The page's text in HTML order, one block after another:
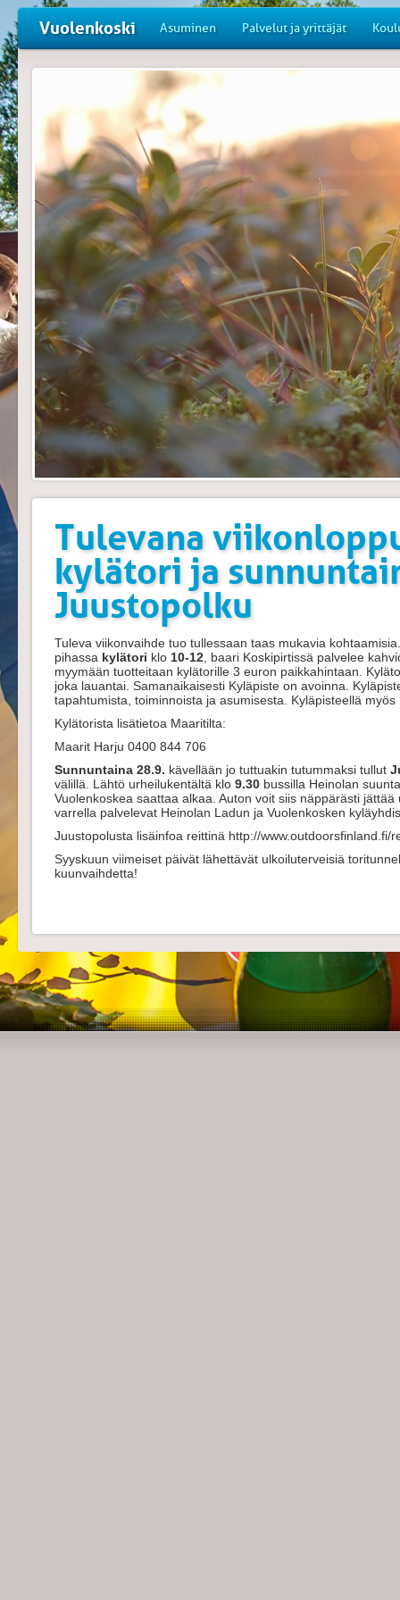
Vuolenkoski Asuminen Palvelut ja yrittäjät
Tulevana
kylätori ja
Juustopolku
Tuleva viikonvaihde tuo tullessaan taas mukavia
pihassa kylätori klo 10-12 , baari Koskipirtissä palvelee
myymään tuotteitaan kylätorille 3 euron paikkahintaan.
joka lauantai. Samanaikaisesti Kyläpiste on avoinna.
tapahtumista, toiminnoista ja asumisesta. Kyläpisteellä
Kylätorista lisätietoa Maaritilta:
Maarit Harju 0400 844 706
Sunnuntaina 28.9. kävellään jo tuttuakin tutummaksi tullut
välillä. Lähtö urheilukentältä klo 9.30 bussilla Heinolan
Vuolenkoskea saattaa alkaa. Auton voit siis näppärästi
varrella palvelevat Heinolan Ladun ja Vuolenkosken
Juustopolusta lisäinfoa reittinä http://www.outdoorsfinland.fi/
Syyskuun viimeiset päivät lähettävät ulkoiluterveisiä
kuunvaihdetta!